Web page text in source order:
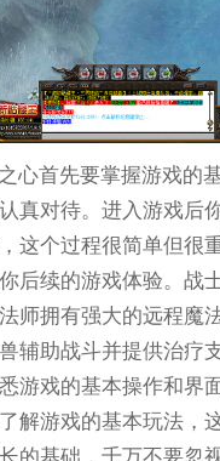
心首先要掌握游戏的
真对待。进入游戏后
这个过程很简单但很
后续的游戏体验。战
师拥有强大的远程魔
辅助战斗并提供治疗
游戏的基本操作和界
解游戏的基本玩法，
的基础，千万不要忽